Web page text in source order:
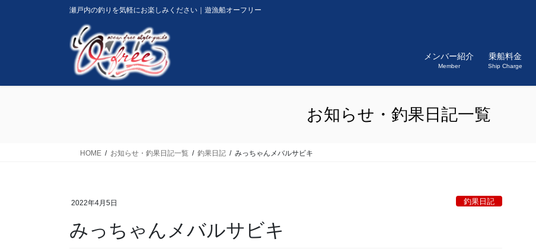
瀬戸内の釣りを気軽にお楽しみください｜遊漁船オーフリー
メンバー紹介
Member
乗船料金
Ship Charge
お知らせ・釣果日記一覧
HOME お知らせ・釣果日記一覧 釣果日記 みっちゃんメバルサビキ
2022年4月5日 釣果日記
みっちゃんメバルサビキ